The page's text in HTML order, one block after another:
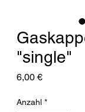
"single"
6,00 €Preis
Anzahl *